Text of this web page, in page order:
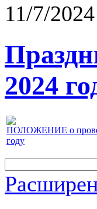
11/7/2024
2024
ПОЛОЖЕНИЕ о
году